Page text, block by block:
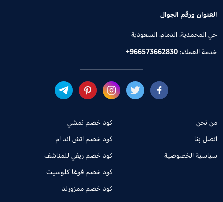
العنوان ورقم الجوال
حي المحمدية، الدمام، السعودية
خدمة العملاء:+966573662830
من نحن
اتصل بنا
سياسية الخصوصية
كود خصم نمشي
كود خصم اتش اند ام
كود خصم ريفي للمناشف
كود خصم فوغا كلوسيت
كود خصم ممزورلد